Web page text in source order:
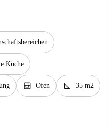
Küche
oven_gen Ofen square_foot 35 m2